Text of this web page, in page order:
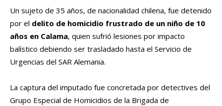
Un sujeto de 35 años, de nacionalidad chilena, fue detenido
por el delito de homicidio frustrado de un niño de 10
años en Calama, quien sufrió lesiones por impacto
balístico debiendo ser trasladado hasta el Servicio de
Urgencias del SAR Alemania.
La captura del imputado fue concretada por detectives del
Grupo Especial de Homicidios de la Brigada de